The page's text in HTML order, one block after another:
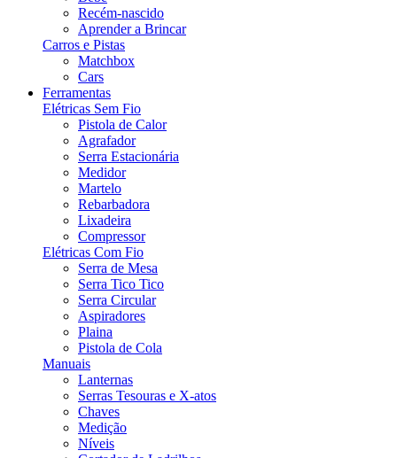
Recém-nascido
Aprender a Brincar
Carros e Pistas
Matchbox
Cars
Ferramentas
Elétricas Sem Fio
Pistola de Calor
Agrafador
Serra Estacionária
Medidor
Martelo
Rebarbadora
Lixadeira
Compressor
Elétricas Com Fio
Serra de Mesa
Serra Tico Tico
Serra Circular
Aspiradores
Plaina
Pistola de Cola
Manuais
Lanternas
Serras Tesouras e X-atos
Chaves
Medição
Níveis